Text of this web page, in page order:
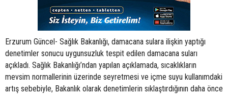
Erzurum Güncel- Sağlık Bakanlığı, damacana sulara ilişkin yaptığı
denetimler sonucu uygunsuzluk tespit edilen damacana suları
açıkladı. Sağlık Bakanlığı’ndan yapılan açıklamada, sıcaklıkların
mevsim normallerinin üzerinde seyretmesi ve içme suyu kullanımdaki
artış sebebiyle, Bakanlık olarak denetimlerin sıklaştırdığının daha önce